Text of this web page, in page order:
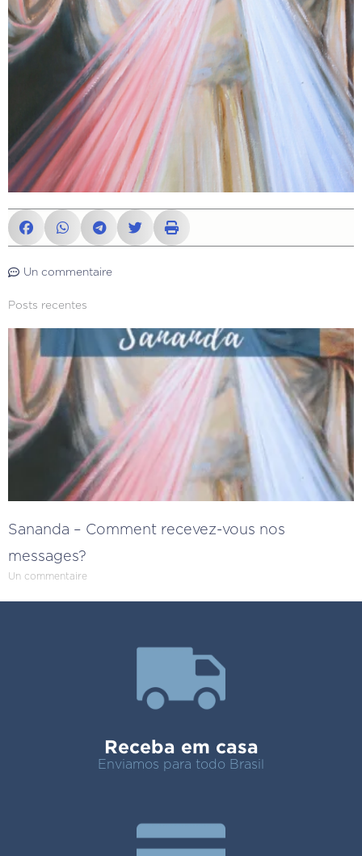
Un commentaire
Posts recentes
Sananda – Comment recevez-vous nos
messages?
Un commentaire
Receba em casa
Enviamos para todo Brasil